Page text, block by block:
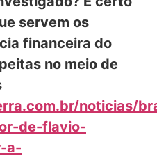
servem os
financeira do
no meio de
noticias/
de-flavio-
a-